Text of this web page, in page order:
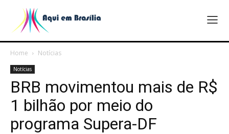
Home Notícias
Notícias
BRB movimentou mais de R$
1 bilhão por meio do
programa Supera-DF